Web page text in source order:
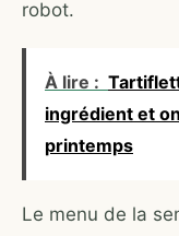
robot.
À lire :
ingrédient et
printemps
Le menu de la